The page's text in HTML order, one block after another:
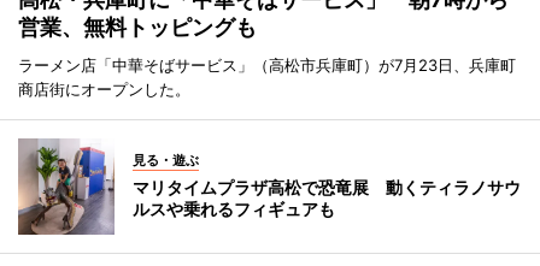
営業、無料トッピングも
ラーメン店「中華そばサービス」（高松市兵庫町）が7月23日、兵庫町
商店街にオープンした。
見る・遊ぶ
マリタイムプラザ高松で恐竜展 動くティラノサウ
ルスや乗れるフィギュアも